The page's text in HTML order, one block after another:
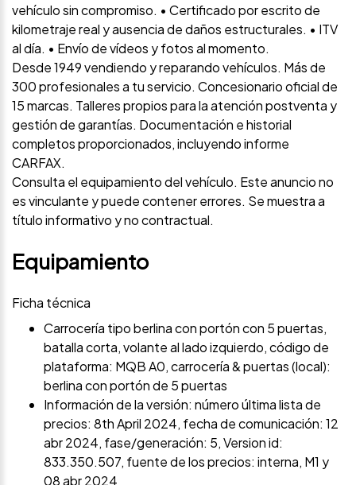
vehículo sin compromiso. • Certificado por escrito de
kilometraje real y ausencia de daños estructurales. • ITV
al día. • Envío de vídeos y fotos al momento.
Desde 1949 vendiendo y reparando vehículos. Más de
300 profesionales a tu servicio. Concesionario oficial de
15 marcas. Talleres propios para la atención postventa y
gestión de garantías. Documentación e historial
completos proporcionados, incluyendo informe
CARFAX.
Consulta el equipamiento del vehículo. Este anuncio no
es vinculante y puede contener errores. Se muestra a
título informativo y no contractual.
Equipamiento
Ficha técnica
Carrocería tipo berlina con portón con 5 puertas,
batalla corta, volante al lado izquierdo, código de
plataforma: MQB A0, carrocería & puertas (local):
berlina con portón de 5 puertas
Información de la versión: número última lista de
precios: 8th April 2024, fecha de comunicación: 12
abr 2024, fase/generación: 5, Version id:
833.350.507, fuente de los precios: interna, M1 y
08 abr 2024